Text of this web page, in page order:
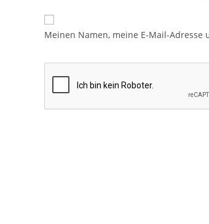
Meinen Namen, meine E-Mail-